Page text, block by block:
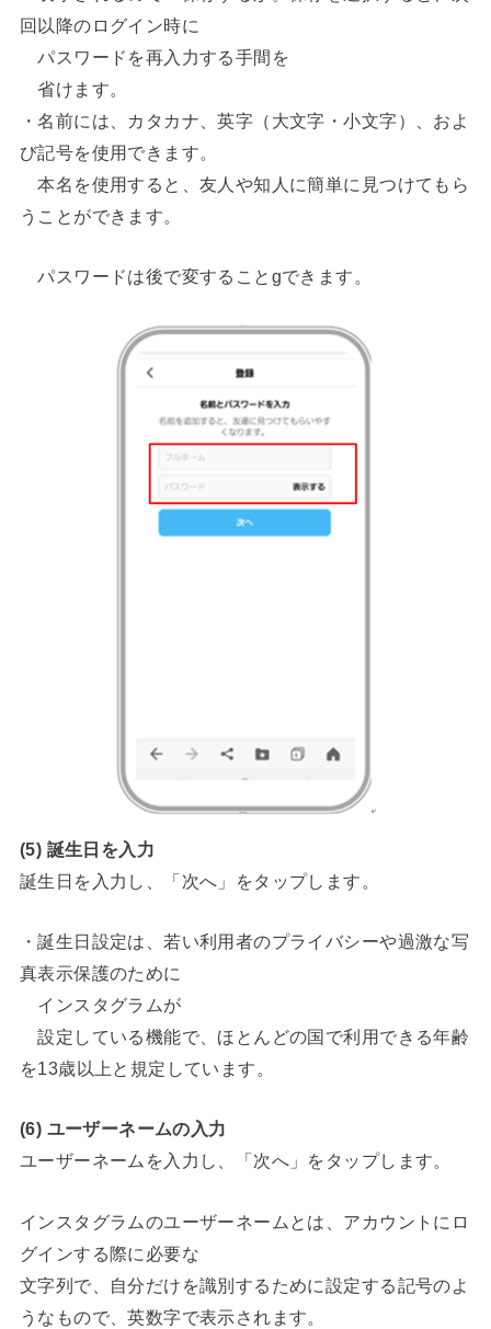
回以降のログイン時に
パスワードを再入力する手間を
省けます。
・名前には、カタカナ、英字（大文字・小文字）、およ
び記号を使用できます。
本名を使用すると、友人や知人に簡単に見つけてもら
うことができます。
パスワードは後で変することgできます。
(5) 誕生日を入力
誕生日を入力し、「次へ」をタップします。
・誕生日設定は、若い利用者のプライバシーや過激な写
真表示保護のために
インスタグラムが
設定している機能で、ほとんどの国で利用できる年齢
を13歳以上と規定しています。
(6) ユーザーネームの入力
ユーザーネームを入力し、「次へ」をタップします。
インスタグラムのユーザーネームとは、アカウントにロ
グインする際に必要な
文字列で、自分だけを識別するために設定する記号のよ
うなもので、英数字で表示されます。